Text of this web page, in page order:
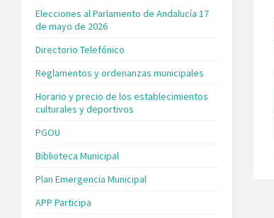
Elecciones al Parlamento de Andalucía 17
de mayo de 2026
Directorio Telefónico
Reglamentos y ordenanzas municipales
Horario y precio de los establecimientos
culturales y deportivos
PGOU
Biblioteca Municipal
Plan Emergencia Municipal
APP Participa